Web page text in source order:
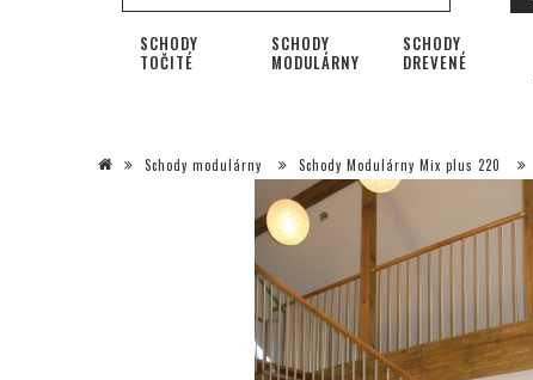
SCHODY
TOČITÉ
SCHODY
MODULÁRNY
SCHODY
DREVENÉ
Schody modulárny Schody Modulárny Mix plus 220